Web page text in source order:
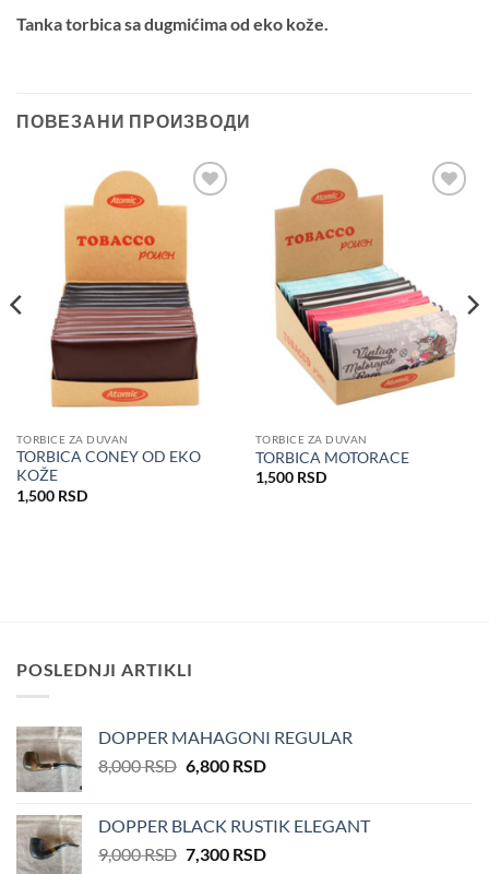
Tanka torbica sa dugmićima od eko kože.
ПОВЕЗАНИ ПРОИЗВОДИ
Add to
TORBICE ZA DUVAN
TORBICA CONEY OD EKO
KOŽE
1,500 RSD
TORBICE ZA DUVAN
TORBICA MOTORACE
1,500 RSD
POSLEDNJI ARTIKLI
DOPPER MAHAGONI REGULAR
8,000RSD Оригинална
била:
8,000 RSD.
6,800 RSDТренутна
6,800 RSD.
DOPPER BLACK RUSTIK ELEGANT
9,000RSD Оригинална
7,300 RSDТренутна